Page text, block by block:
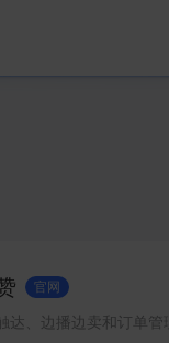
官网
达、边播边卖和订单管